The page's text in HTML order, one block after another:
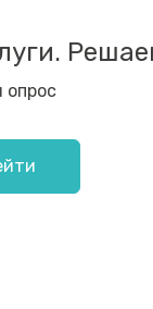
опрос